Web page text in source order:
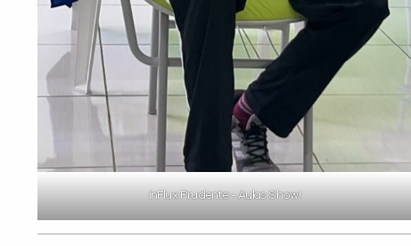
inFlux Prudente - Aulas Show!